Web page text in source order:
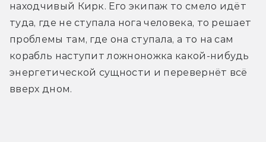
находчивый Кирк. Его экипаж то смело идёт
туда, где не ступала нога человека, то решает
проблемы там, где она ступала, а то на сам
корабль наступит ложноножка какой-нибудь
энергетической сущности и перевернёт всё
вверх дном.